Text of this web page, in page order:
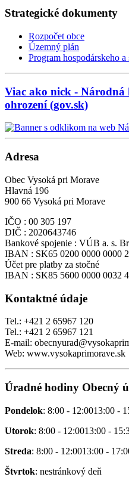
Strategické dokumenty
Rozpočet obce
Územný plán
Program hospodárskeho
Viac ako nick -
ohrození (gov.sk)
Adresa
Obec Vysoká pri Morave
Hlavná 196
900 66 Vysoká pri Morave
IČO : 00 305 197
DIČ : 2020643746
Bankové spojenie : VÚB a. s.
IBAN : SK65 0200 0000 0000
Účet pre platby za stočné
IBAN : SK85 5600 0000 0032
Kontaktné údaje
Tel.: +421 2 65967 120
Tel.: +421 2 65967 121
E-mail:
Web: www.vysokaprimorave.sk
Úradné hodiny Obecný
Pondelok: 8:00 - 12:0013:00 -
Utorok: 8:00 - 12:0013:00 -
Streda: 8:00 - 12:0013:00 -
Štvrtok: nestránkový deň